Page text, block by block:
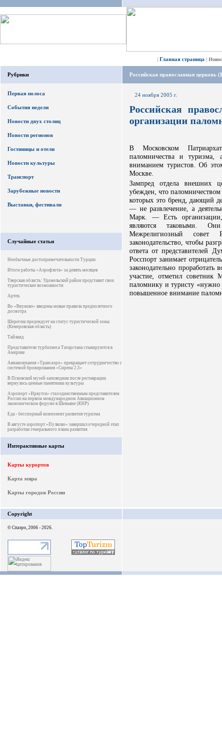
| Главная страница |
Рубрики
Первая полоса
События недели
Новости двух столиц
Новости регионов
Гостиницы и отели
Новости культуры
Транспорт
Зарубежные новости
Выставки, фестивали
Случайные статьи
Необычные достопримечательности Турции
Итоги работы «Аэрофлота» за девять месяцев
Тверская область: Удомельский район представит свои
туристические возможности
Артек.
Во «Внуково» введены новые правила предполетного
досмотра
Шерегеш предендует на статус туристической зоны
(Кемеровская область)
Тайланд
Представители турбизнеса Татарстана стажируются в
Америке
Авиакомпания «Трансаэро» прекращает сотрудничество с
системой бронирования «Сирена 2.3»
В Псковский музей-заповедник после реставрации
вернулись ценные памятники культуры
Аэропорт «Иркутск» стал единственным представителем
России на первом международном Авиационном
экономическом форуме в Шеньяне (КНР)
Еда - бесспорный компонент развития туризма
В августе аэропорт «Пулково» завершил очередной этап
разработки генерального плана развития
Интерактивные карты
Карты курортов
Карта мира
Карты городов России
Российская православная
24 ноября 2005 г.
Российская
организации
В Московском
паломничества и
вниманием туристов. Об
Москве.
Зампред отдела внешних
убежден, что
которых это бренд, дающий
— не развлечение, а
Марк. — Есть
являются таковыми.
Межрелигиозный
законодательство, чтобы
ответа от представителей
Росспорт занимает
законодательно
участие, отметил
паломнику и туристу
повышенное внимание
Copyright
© Спаэро, 2006 - 2026.